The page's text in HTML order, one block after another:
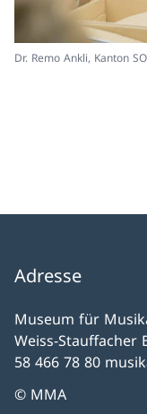
Dr. Remo Ankli, Kanton
Adresse
Museum für
Weiss-Stauffacher
58 466 78 80
© MMA